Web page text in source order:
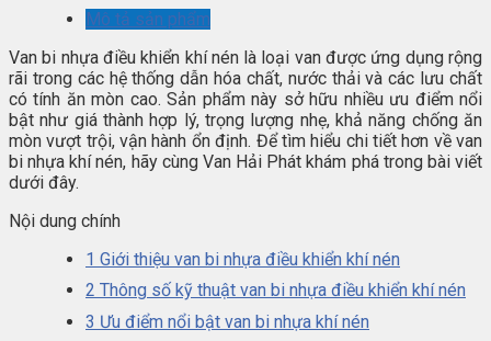
Mô tả sản phẩm
Van bi nhựa điều khiển khí nén là loại van được ứng dụng rộng
rãi trong các hệ thống dẫn hóa chất, nước thải và các lưu chất
có tính ăn mòn cao. Sản phẩm này sở hữu nhiều ưu điểm nổi
bật như giá thành hợp lý, trọng lượng nhẹ, khả năng chống ăn
mòn vượt trội, vận hành ổn định. Để tìm hiểu chi tiết hơn về van
bi nhựa khí nén, hãy cùng Van Hải Phát khám phá trong bài viết
dưới đây.
Nội dung chính
1 Giới thiệu van bi nhựa điều khiển khí nén
2 Thông số kỹ thuật van bi nhựa điều khiển khí nén
3 Ưu điểm nổi bật van bi nhựa khí nén